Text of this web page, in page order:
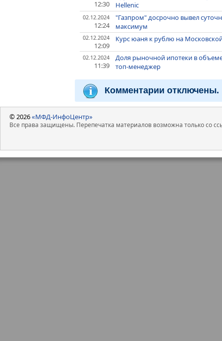
12:30
Hellenic
02.12.2024
12:24
"Газпром" досрочно вывел
максимум
02.12.2024
12:09
Курс юаня к рублю на
02.12.2024
11:39
Доля рыночной ипотеки в объеме
топ-менеджер
Комментарии отключены.
© 2026«МФД-ИнфоЦентр»
Все права защищены. Перепечатка материалов возможна только со